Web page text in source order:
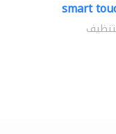
smart